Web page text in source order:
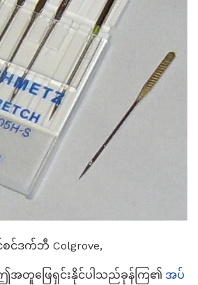
င်ဒက်ဘီ Colgrove,
အတူဖြေရှင်းနိုင်ပါသည်ခုန်ကြ၏ အပ်